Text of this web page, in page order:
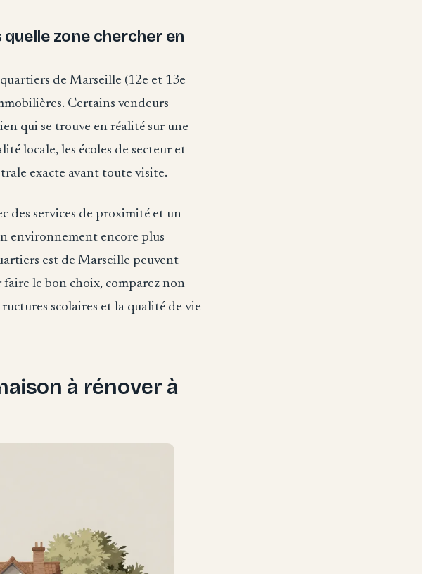
quelle zone chercher en
de Marseille (12e et 13e
Certains vendeurs
qui se trouve en réalité sur une
locale, les écoles de secteur et
exacte avant toute visite.
des services de proximité et un
environnement encore plus
est de Marseille peuvent
faire le bon choix, comparez non
scolaires et la qualité de vie
à rénover à